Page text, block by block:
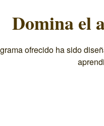
Domina el
ofrecido ha sido